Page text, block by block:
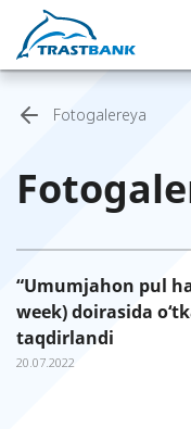
Fotogalereya
“Umumjahon pul
week) doirasida
taqdirlandi
20.07.2022